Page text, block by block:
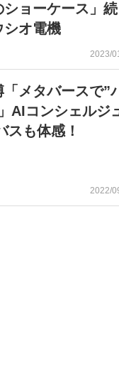
ョーケース」続
オ電機
2023/
メタバースで”
AIコンシェルジ
スも体感！
2022/